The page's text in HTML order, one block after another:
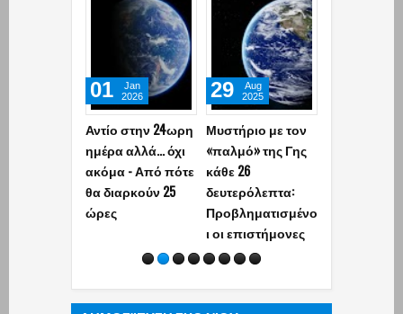
Αντίο στην 24ωρη
ημέρα αλλά... όχι
ακόμα - Από πότε
θα διαρκούν 25
ώρες
01
Jan
2026
Μυστήριο με τον
«παλμό» της Γης
κάθε 26
δευτερόλεπτα:
Προβληματισμένο
ι οι επιστήμονες
29
Aug
2025